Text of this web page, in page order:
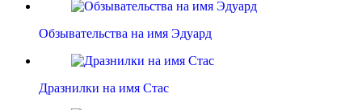
Обзывательства на имя Эдуард
Дразнилки на имя Стас